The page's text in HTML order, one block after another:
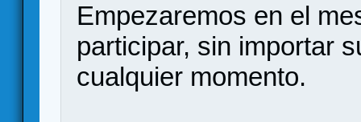
Empezaremos en el
participar, sin importar
cualquier momento.